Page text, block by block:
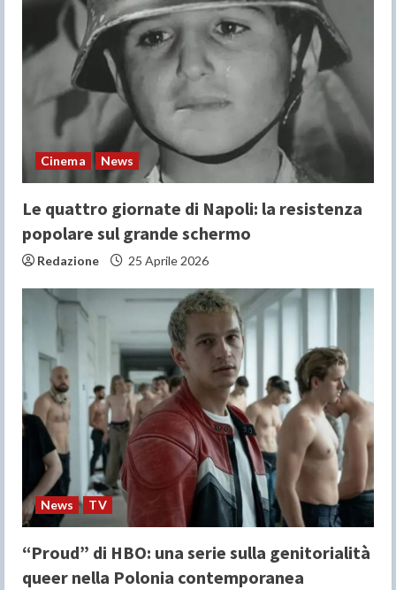
Cinema News
Le quattro giornate di Napoli: la resistenza
popolare sul grande schermo
Redazione 25 Aprile 2026
News TV
“Proud” di HBO: una serie sulla genitorialità
queer nella Polonia contemporanea